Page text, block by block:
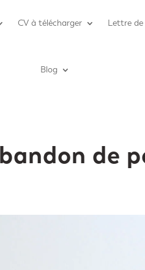
CV à télécharger Lettre
Blog
de